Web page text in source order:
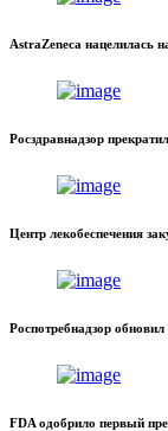
AstraZeneca нацелилась
Росздравнадзор
Центр лекобеспечения
Роспотребнадзор
FDA одобрило первый